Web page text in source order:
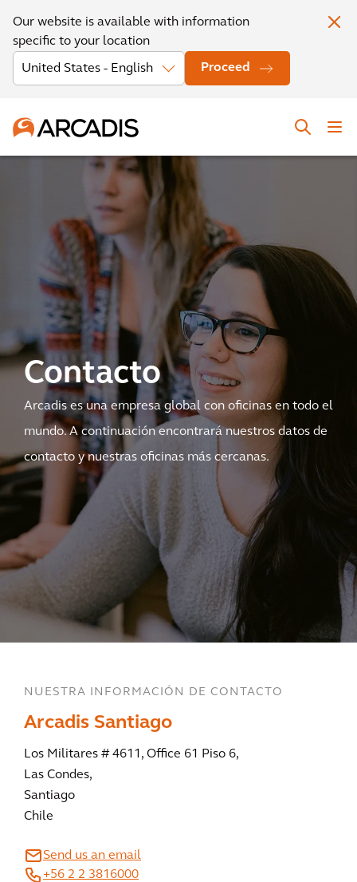
Our website is available with information
specific to your location
Proceed
Contacto
Arcadis es una empresa global con oficinas en todo el
mundo. A continuación encontrará nuestros datos de
contacto y nuestras oficinas más cercanas.
NUESTRA INFORMACIÓN DE CONTACTO
Arcadis Santiago
Los Militares # 4611, Office 61 Piso 6,
Las Condes,
Santiago
Chile
Send us an email
+56 2 2 3816000